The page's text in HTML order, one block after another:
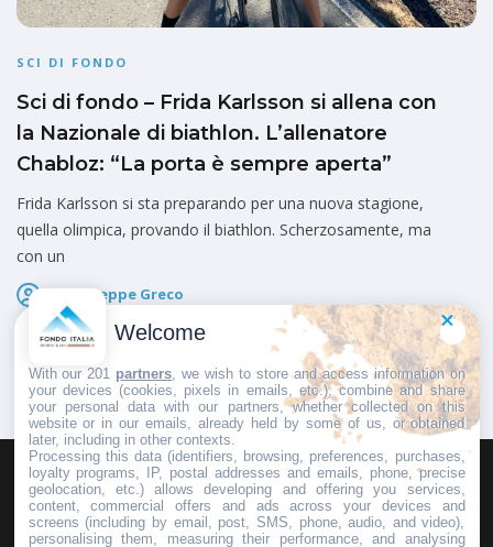
SCI DI FONDO
Sci di fondo – Frida Karlsson si allena con
la Nazionale di biathlon. L’allenatore
Chabloz: “La porta è sempre aperta”
Frida Karlsson si sta preparando per una nuova stagione,
quella olimpica, provando il biathlon. Scherzosamente, ma
con un
V. Giuseppe Greco
Pubblicato il
HOMEPAGEREDAZIONEINVIA UN COMUNICATO STAMPA
PUBBLICITÀSCRIVI AL DIRETTORE
Welcome
With our 201 partners , we wish to store and access information on
your devices (cookies, pixels in emails, etc.), combine and share
your personal data with our partners, whether collected on this
website or in our emails, already held by some of us, or obtained
later, including in other contexts.
Processing this data (identifiers, browsing, preferences, purchases,
loyalty programs, IP, postal addresses and emails, phone, precise
geolocation, etc.) allows developing and offering you services,
content, commercial offers and ads across your devices and
screens (including by email, post, SMS, phone, audio, and video),
personalising them, measuring their performance, and analysing